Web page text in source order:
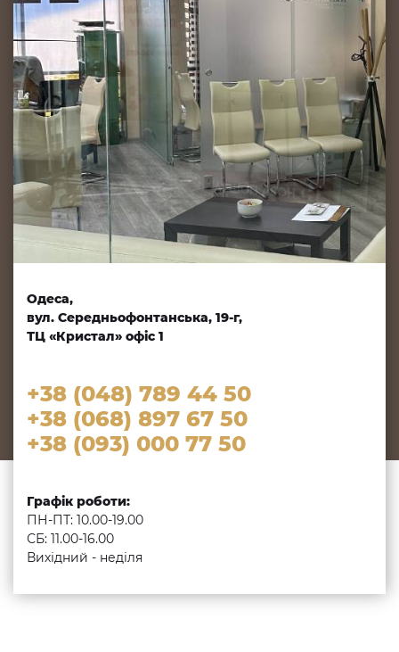
Одеса,
вул. Середньофонтанська, 19-г,
ТЦ «Кристал» офіс 1
+38 (048) 789 44 50
+38 (068) 897 67 50
+38 (093) 000 77 50
Графік роботи:
ПН-ПТ: 10.00-19.00
СБ: 11.00-16.00
Вихідний - неділя